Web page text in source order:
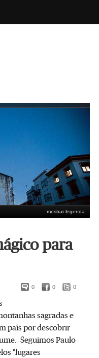
mostrar legenda
para
0 0 0
sagradas e
país por descobrir
Seguimos Paulo
"lugares